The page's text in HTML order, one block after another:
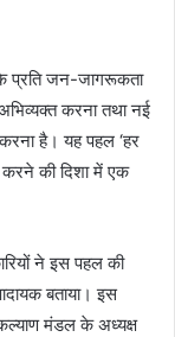
के प्रति जन-जागरूकता
करना तथा नई
है। यह पहल ‘हर
की दिशा में एक
ने इस पहल की
बताया। इस
मंडल के अध्यक्ष